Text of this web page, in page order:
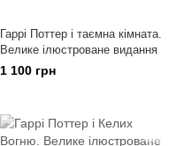
Гаррі Поттер і таємна кімната.
Велике ілюстроване видання
1 100 грн